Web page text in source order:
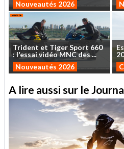
Nouveautés 2026
Trident et TigerSport 660
: l'essaividéo MNCdes...
Nouveautés 2026
A lire aussi sur le